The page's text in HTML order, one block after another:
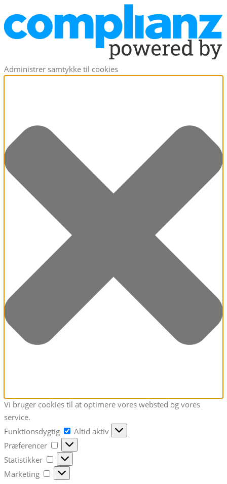
Administrer samtykke til cookies
Vi bruger cookies til at optimere vores websted og vores
service.
Funktionsdygtig
Funktionsdygtig
Altid aktiv
Præferencer
Præferencer
Statistikker
Statistikker
Marketing
Marketing